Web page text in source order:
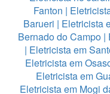
Fanton |
Barueri | Eletricista
Bernado do Campo |
| Eletricista em
Eletricista em
Eletricista em
Eletricista em Mogi